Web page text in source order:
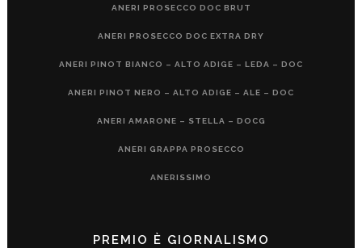
ANERI PROSECCO DOC BRUT
ANERI PROSECCO DOC EXTRA DRY
ANERI PINOT BIANCO – ALTO ADIGE – LEDA – DOC
ANERI PINOT NERO – ALTO ADIGE – ALE – DOC
ANERI AMARONE – STELLA – DOCG
ANERI GRAPPA PROSECCO
ANERISSIMO
PREMIO È GIORNALISMO